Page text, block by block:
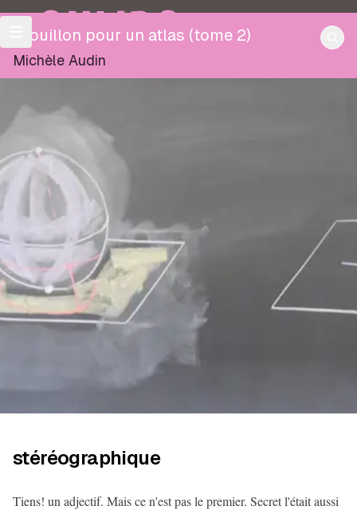
OULIPO
Brouillon pour un atlas (tome 2)
Michèle Audin
stéréographique
Tiens! un adjectif. Mais ce n'est pas le premier. Secret l'était aussi